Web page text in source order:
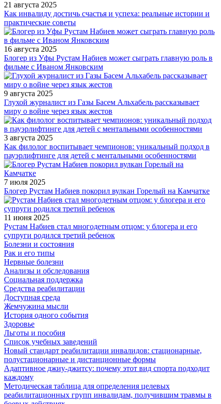
21 августа 2025
Как инвалиду достичь счастья и успеха: реальные истории и
практические советы
16 августа 2025
Блогер из Уфы Рустам Набиев может сыграть главную роль в
фильме с Иваном Янковским
9 августа 2025
Глухой журналист из Газы Басем Альхабель рассказывает
миру о войне через язык жестов
3 августа 2025
Как филолог воспитывает чемпионов: уникальный подход в
пауэрлифтинге для детей с ментальными особенностями
7 июля 2025
Блогер Рустам Набиев покорил вулкан Горелый на Камчатке
11 июня 2025
Рустам Набиев стал многодетным отцом: у блогера и его
супруги родился третий ребенок
Болезни и состояния
Рак и его типы
Нервные болезни
Анализы и обследования
Социальная поддержка
Средства реабилитации
Доступная среда
Жемчужина мысли
История одного события
Здоровье
Льготы и пособия
Список учебных заведений
Новый стандарт реабилитации инвалидов: стационарные,
полустационарные и дистанционные формы
Адаптивное джиу-джитсу: почему этот вид спорта подходит
каждому
Методическая таблица для определения целевых
реабилитационных групп инвалидам, получившим травмы в